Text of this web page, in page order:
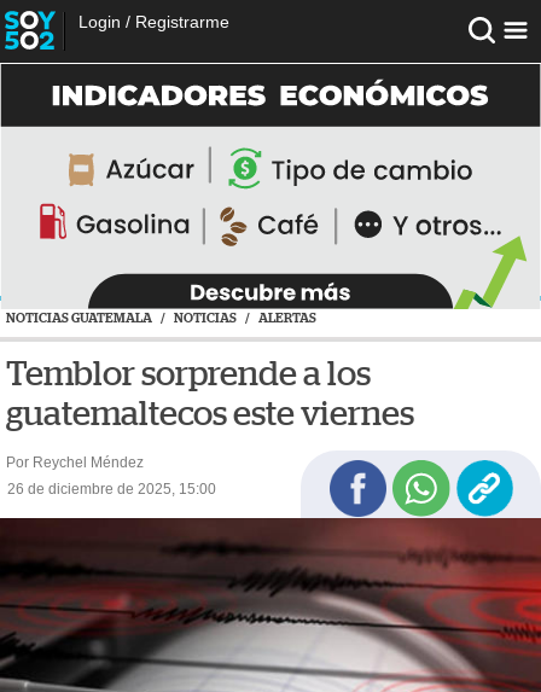
Login / Registrarme
NOTICIAS GUATEMALA / NOTICIAS / ALERTAS
Temblor sorprende a los
guatemaltecos este viernes
Por Reychel Méndez
26 de diciembre de 2025, 15:00